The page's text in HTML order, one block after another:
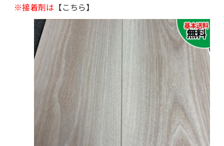
※接着剤は 【こちら】